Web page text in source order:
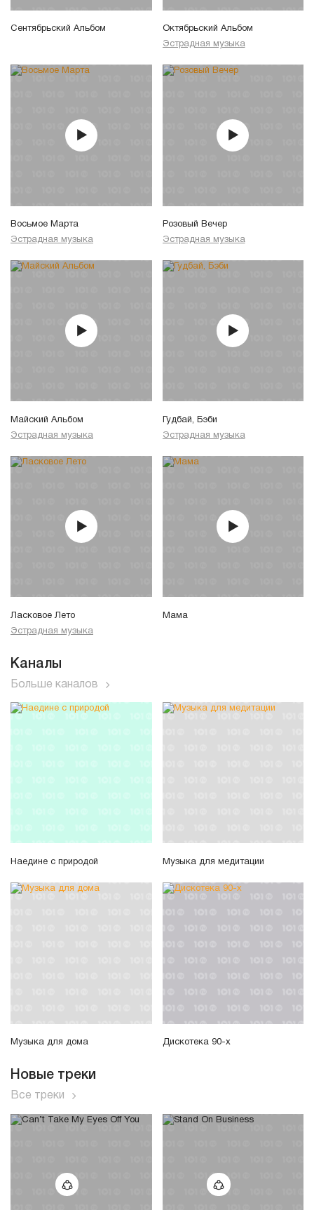
Сентябрьский Альбом
Октябрьский Альбом
Эстрадная музыка
Восьмое Марта
Эстрадная музыка
Розовый Вечер
Эстрадная музыка
Майский Альбом
Эстрадная музыка
Гудбай, Бэби
Эстрадная музыка
Ласковое Лето
Эстрадная музыка
Мама
Каналы
Больше каналов
Наедине с природой Музыка для медитации
Музыка для дома Дискотека 90-х
Новые треки
Все треки